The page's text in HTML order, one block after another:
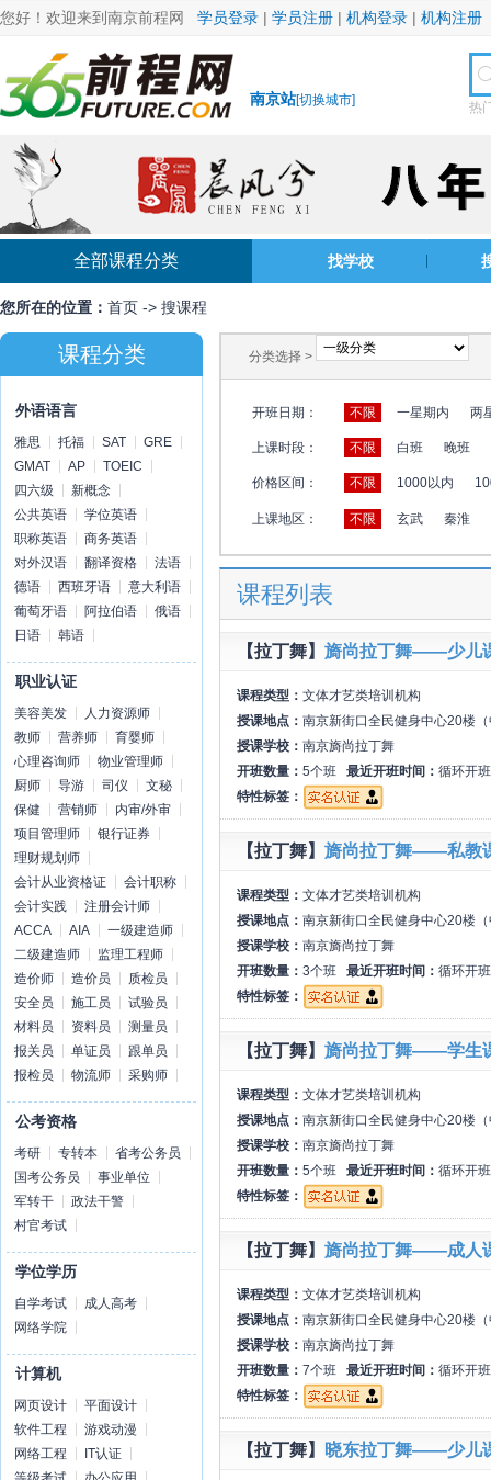
您好！欢迎来到南京前程网 学员登录 | 学员注册 | 机构登录 | 机构注册
南京站[切换城市] 热
全部课程分类 找学校
您所在的位置： 首页 -> 搜课程
课程分类
外语语言
雅思 托福 SAT
GRE
GMAT
AP
TOEIC
四六级
新概念
公共英语
学位英语
职称英语
商务英语
对外汉语
翻译资格
法语
德语
西班牙语
意大利语
葡萄牙语
阿拉伯语
俄语
日语
韩语
职业认证
美容美发
人力资源师
教师
营养师
育婴师
心理咨询师
物业管理师
厨师
导游 司仪
文秘
保健
营销师
内审/外审
项目管理师
银行证券
理财规划师
会计从业资格证
会计职称
会计实践
注册会计师
ACCA
AIA
一级建造师
二级建造师
监理工程师
造价师
造价员
质检员
安全员
施工员
试验员
材料员
资料员
测量员
报关员
单证员
跟单员
报检员
物流师 采购师
公考资格
考研 专转本
省考公务员
国考公务员
事业单位
军转干
政法干警
村官考试
学位学历
自学考试
成人高考
网络学院
计算机
网页设计
平面设计
软件工程
游戏动漫
网络工程
IT认证
分类选择 >
开班日期： 不限 一星期内 两
上课时段： 不限 白班 晚班
价格区间： 不限 1000以内
上课地区： 不限 玄武 秦淮
课程列表
【拉丁舞】 旖尚拉丁舞——少儿
课程类型： 文体才艺类培训机构
授课地点： 南京新街口全民健身中心20楼
授课学校： 南京旖尚拉丁舞
开班数量： 5个班 最近开班时间： 循环开班
特性标签：
【拉丁舞】 旖尚拉丁舞——私教
课程类型： 文体才艺类培训机构
授课地点： 南京新街口全民健身中心20楼
授课学校： 南京旖尚拉丁舞
开班数量： 3个班 最近开班时间： 循环开班
特性标签：
【拉丁舞】 旖尚拉丁舞——学生
课程类型： 文体才艺类培训机构
授课地点： 南京新街口全民健身中心20楼
授课学校： 南京旖尚拉丁舞
开班数量： 5个班 最近开班时间： 循环开班
特性标签：
【拉丁舞】 旖尚拉丁舞——成人
课程类型： 文体才艺类培训机构
授课地点： 南京新街口全民健身中心20楼
授课学校： 南京旖尚拉丁舞
开班数量： 7个班 最近开班时间： 循环开班
特性标签：
【拉丁舞】 晓东拉丁舞——少儿